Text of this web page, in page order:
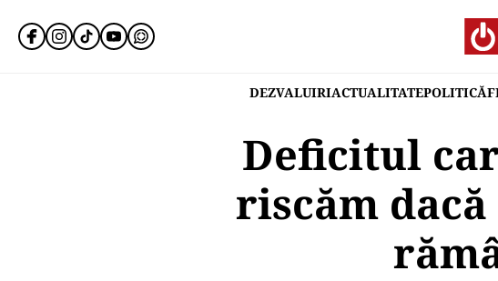
DEZVALUIRIACTUALITATEPOLITICĂ
Deficitul
riscăm